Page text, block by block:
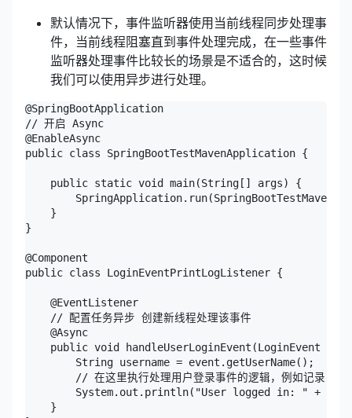
默认情况下，事件监听器使用当前线程同步处理事
件，当前线程阻塞直到事件处理完成，在一些事件
监听器处理事件比较长的场景是不适合的，这时候
我们可以使用异步进行处理。
@SpringBootApplication
// 开启 Async
@EnableAsync
public class SpringBootTestMavenApplication {
    public static void main(String[] args) {
    }
}
@Component
public class LoginEventPrintLogListener {
    @EventListener
    // 配置任务异步 创建新线程处理该事件
    @Async
public void handleUserLoginEvent(LoginEvent
        String username = event.getUserName();
// 在这里执行处理用户登录事件的逻辑，例如记录日志
System.out.println("User logged in: " +
    }